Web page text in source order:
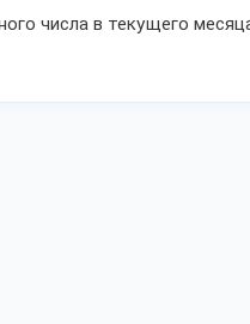
числа в текущего